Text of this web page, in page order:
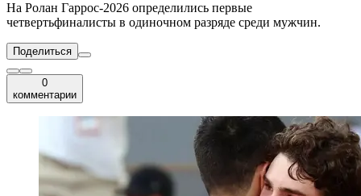
На Ролан Гаррос-2026 определились первые
четвертьфиналисты в одиночном разряде среди мужчин.
Поделиться
0
комментарии